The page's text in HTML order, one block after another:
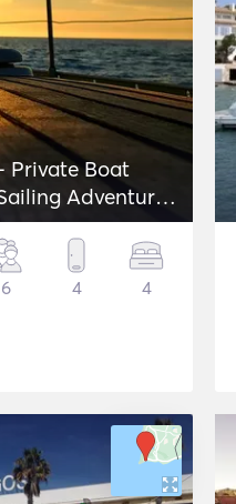
Private Boat
Adventure
6 4 4